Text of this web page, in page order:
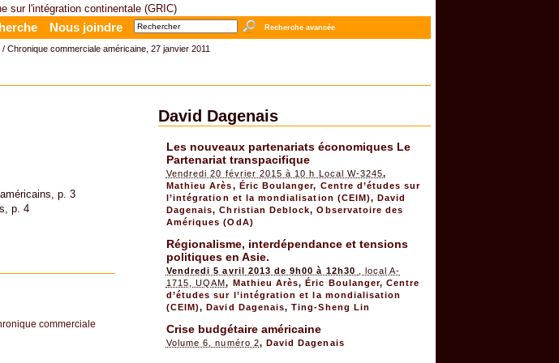
Nous joindre Recherche avancée
/ Chronique commerciale américaine, 27 janvier 2011
p. 3
p. 4
commerciale
David Dagenais
Les nouveaux partenariats économiques Le
Partenariat transpacifique
Vendredi 20 février 2015 à 10 h Local W-3245,
Mathieu Arès, Éric Boulanger, Centre d’études sur
l’intégration et la mondialisation (CEIM),David
Dagenais,Christian Deblock,Observatoire des
Amériques (OdA)
Régionalisme, interdépendance et tensions
politiques en Asie.
Vendredi 5 avril 2013 de 9h00 à 12h30
, local A-
1715, UQAM, Mathieu Arès,Éric Boulanger,Centre
d’études sur l’intégration et la mondialisation
(CEIM),David Dagenais,Ting-Sheng Lin
Crise budgétaire américaine
Volume 6, numéro 2, David Dagenais